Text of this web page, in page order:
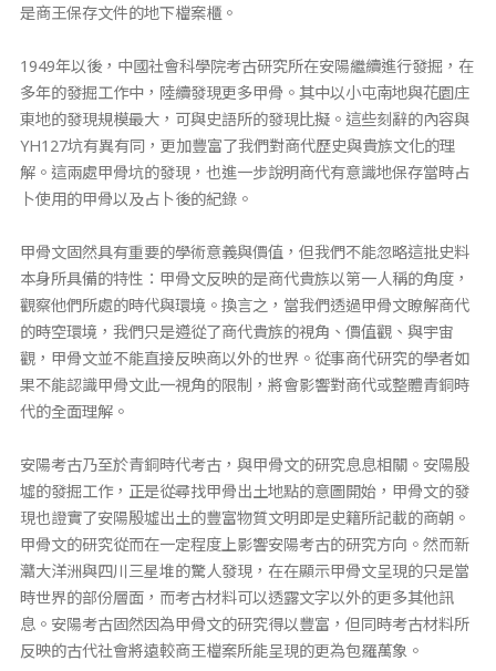
是商王保存文件的地下檔案櫃。
1949年以後，中國社會科學院考古研究所在安陽繼續進行發掘，在
多年的發掘工作中，陸續發現更多甲骨。其中以小屯南地與花園庄
東地的發現規模最大，可與史語所的發現比擬。這些刻辭的內容與
YH127坑有異有同，更加豐富了我們對商代歷史與貴族文化的理
解。這兩處甲骨坑的發現，也進一步說明商代有意識地保存當時占
卜使用的甲骨以及占卜後的紀錄。
甲骨文固然具有重要的學術意義與價值，但我們不能忽略這批史料
本身所具備的特性：甲骨文反映的是商代貴族以第一人稱的角度，
觀察他們所處的時代與環境。換言之，當我們透過甲骨文瞭解商代
的時空環境，我們只是遵從了商代貴族的視角、價值觀、與宇宙
觀，甲骨文並不能直接反映商以外的世界。從事商代研究的學者如
果不能認識甲骨文此一視角的限制，將會影響對商代或整體青銅時
代的全面理解。
安陽考古乃至於青銅時代考古，與甲骨文的研究息息相關。安陽殷
墟的發掘工作，正是從尋找甲骨出土地點的意圖開始，甲骨文的發
現也證實了安陽殷墟出土的豐富物質文明即是史籍所記載的商朝。
甲骨文的研究從而在一定程度上影響安陽考古的研究方向。然而新
灨大洋洲與四川三星堆的驚人發現，在在顯示甲骨文呈現的只是當
時世界的部份層面，而考古材料可以透露文字以外的更多其他訊
息。安陽考古固然因為甲骨文的研究得以豐富，但同時考古材料所
反映的古代社會將遠較商王檔案所能呈現的更為包羅萬象。